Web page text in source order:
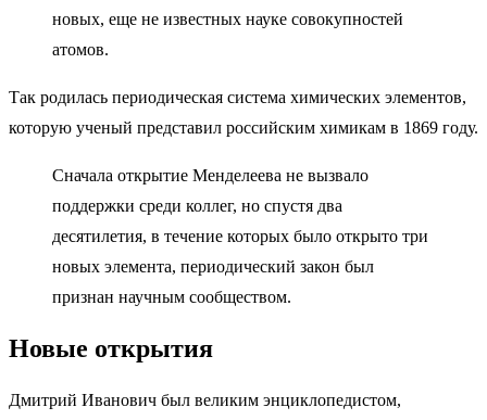
новых, еще не известных науке совокупностей
атомов.
Так родилась периодическая система химических элементов,
которую ученый представил российским химикам в 1869 году.
Сначала открытие Менделеева не вызвало
поддержки среди коллег, но спустя два
десятилетия, в течение которых было открыто три
новых элемента, периодический закон был
признан научным сообществом.
Новые открытия
Дмитрий Иванович был великим энциклопедистом,